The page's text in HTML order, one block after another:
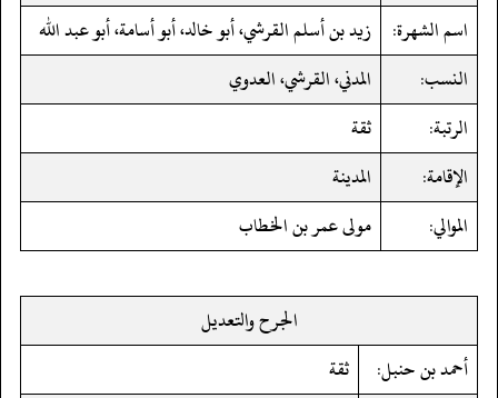
اسم الشهرة:
زيد بن أسلم القرشي، أبو خالد، أبو أسامة، أبو عبد الله
النسب:
المدني، القرشي، العدوي
الرتبة:
ثقة
الإقامة:
المدينة
الموالي:
مولى عمر بن الخطاب
الجرح والتعديل
أحمد بن حنبل:
ثقة